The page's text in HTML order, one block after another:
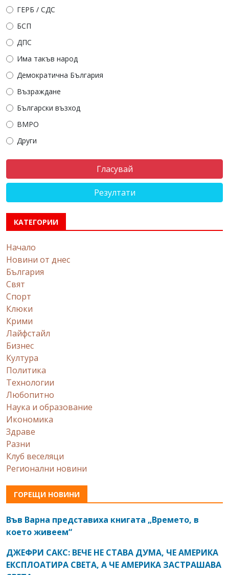
ГЕРБ / СДС
БСП
ДПС
Има такъв народ
Демократична България
Възраждане
Български възход
ВМРО
Други
Резултати
КАТЕГОРИИ
Начало
Новини от днес
България
Свят
Спорт
Клюки
Крими
Лайфстайл
Бизнес
Култура
Политика
Технологии
Любопитно
Наука и образование
Икономика
Здраве
Разни
Клуб веселяци
Регионални новини
ГОРЕЩИ НОВИНИ
Във Варна представиха книгата „Времето, в
което живеем“
ДЖЕФРИ САКС: ВЕЧЕ НЕ СТАВА ДУМА, ЧЕ АМЕРИКА
ЕКСПЛОАТИРА СВЕТА, А ЧЕ АМЕРИКА ЗАСТРАШАВА